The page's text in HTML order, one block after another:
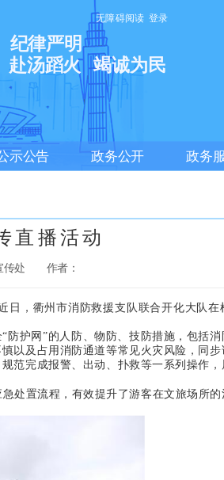
登录
无障碍阅读
纪律严明
赴汤蹈火
竭诚为民
示公告 政务公开 政务
直播活动
传处 作者：
，衢州市消防救援支队联合开化大队在
护网”的人防、物防、技防措施，包括消
以及占用消防通道等常见火灾风险，同
范完成报警、出动、扑救等一系列操作，
置流程，有效提升了游客在文旅场所的